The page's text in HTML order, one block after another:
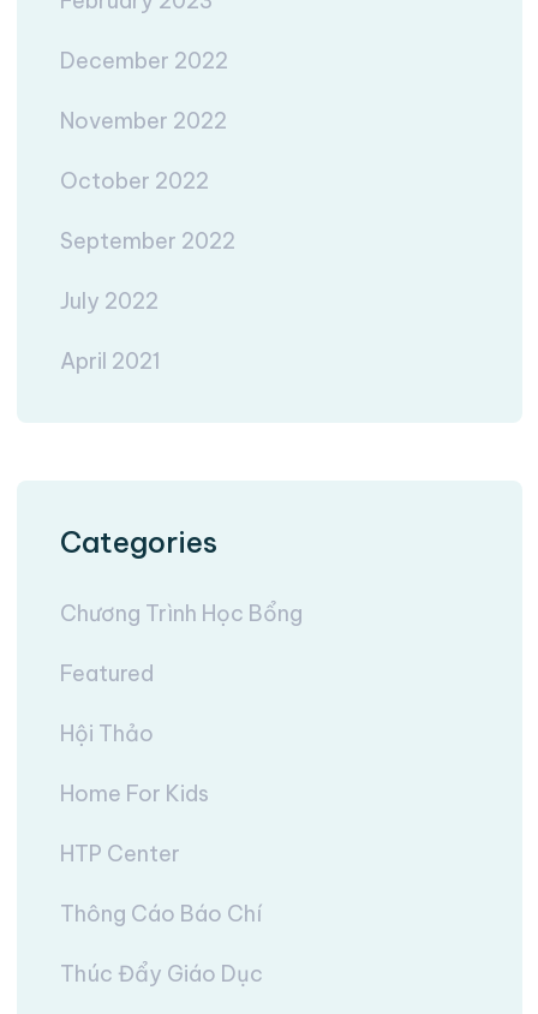
December 2022
November 2022
October 2022
September 2022
July 2022
April 2021
Categories
Chương Trình Học Bổng
Featured
Hội Thảo
Home For Kids
HTP Center
Thông Cáo Báo Chí
Thúc Đẩy Giáo Dục